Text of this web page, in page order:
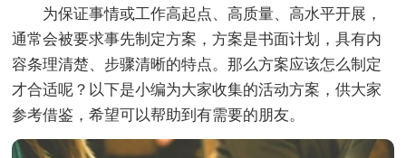
为保证事情或工作高起点、高质量、高水平开展，
通常会被要求事先制定方案，方案是书面计划，具有内
容条理清楚、步骤清晰的特点。那么方案应该怎么制定
才合适呢？以下是小编为大家收集的活动方案，供大家
参考借鉴，希望可以帮助到有需要的朋友。